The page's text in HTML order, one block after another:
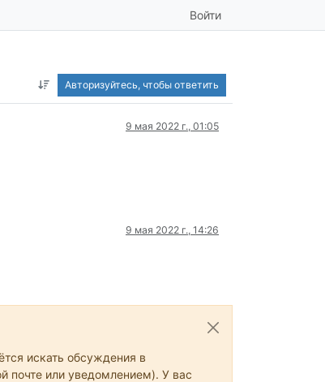
Войти
Авторизуйтесь, чтобы ответить
9 мая 2022 г., 01:05
9 мая 2022 г., 14:26
искать обсуждения в
почте или уведомлением). У вас